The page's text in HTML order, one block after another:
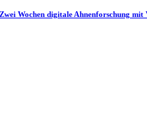
Wochen digitale Ahnenforschung